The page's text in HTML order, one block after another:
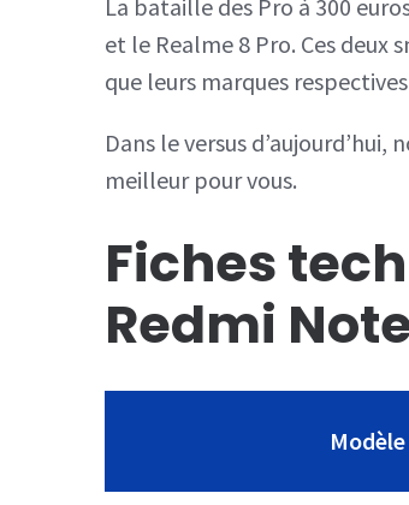
La bataille des Pro à 300
et le Realme 8 Pro. Ces
que leurs marques
Dans le versus
meilleur pour vous.
Fiches
Redmi
Modèle